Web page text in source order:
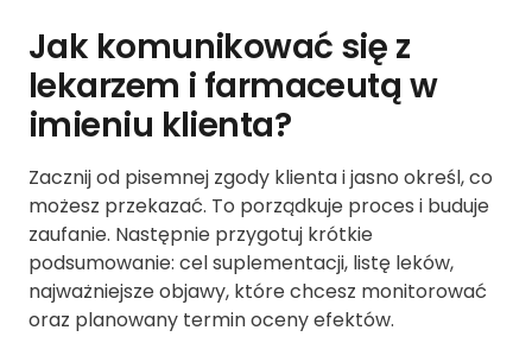
Jak komunikować się z
lekarzem i farmaceutą w
imieniu klienta?
Zacznij od pisemnej zgody klienta i jasno określ, co
możesz przekazać. To porządkuje proces i buduje
zaufanie. Następnie przygotuj krótkie
podsumowanie: cel suplementacji, listę leków,
najważniejsze objawy, które chcesz monitorować
oraz planowany termin oceny efektów.